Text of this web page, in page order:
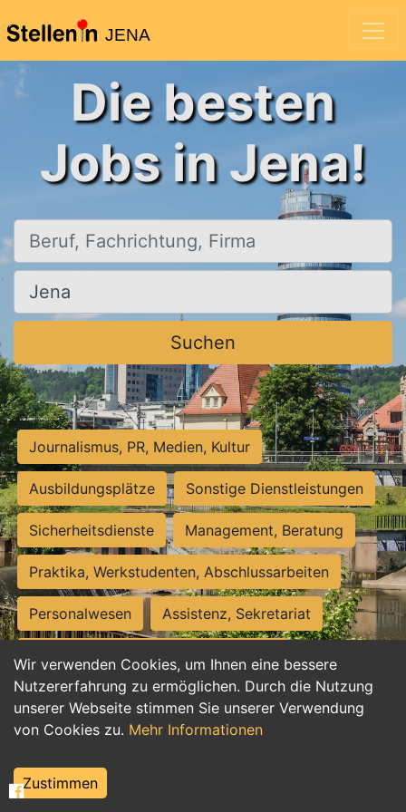
JENA
Wir verwenden Cookies, um Ihnen eine bessere
Nutzererfahrung zu ermöglichen. Durch die Nutzung
unserer Webseite stimmen Sie unserer Verwendung
von Cookies zu. Mehr Informationen
Zustimmen
Die besten
Jobs in Jena!
Beruf, Fachrichtung, Firma
Ort, Stadt
Suchen
Journalismus, PR, Medien, Kultur
Ausbildungsplätze Sonstige Dienstleistungen
Sicherheitsdienste Management, Beratung
Praktika, Werkstudenten, Abschlussarbeiten
Personalwesen Assistenz, Sekretariat
Hilfskräfte, Aushilfs- und Nebenjobs
Einkauf, Logistik, Materialwirtschaft
Weiterbildung, Studium, duale Ausbildung
Tourismus